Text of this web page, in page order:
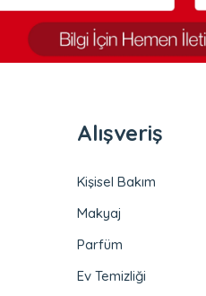
Alışveriş
Kişisel Bakım
Makyaj
Parfüm
Ev Temizliği